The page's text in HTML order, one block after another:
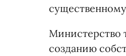
Министерство
созданию